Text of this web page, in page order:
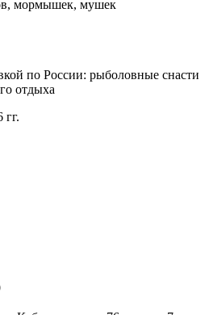
мормышек, мушек
по России: рыболовные снасти
отдыха
гг.